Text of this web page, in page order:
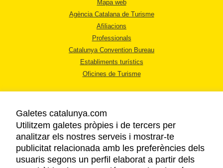
Mapa web
Agència Catalana de Turisme
Afiliacions
Professionals
Catalunya Convention Bureau
Establiments turístics
Oficines de Turisme
AVÍS LEGAL
POLÍTICA DE PRIVACITAT
Galetes catalunya.com
Utilitzem galetes pròpies i de tercers per
analitzar els nostres serveis i mostrar-te
publicitat relacionada amb les preferències dels
usuaris segons un perfil elaborat a partir dels